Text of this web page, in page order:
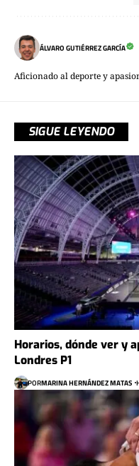
ÁLVARO GUTIÉRREZ GARCÍA
Aficionado al deporte y
SIGUE LEYENDO
Horarios, dónde ver y
Londres P1
PORMARINA HERNÁNDEZ MATAS